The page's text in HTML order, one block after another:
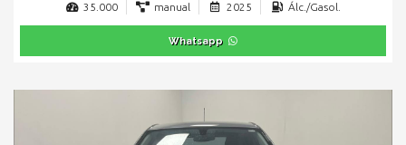
35.000 manual 2025 Álc./Gasol.
Whatsapp